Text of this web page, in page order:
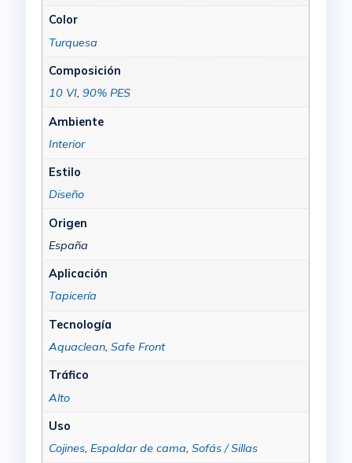
Color
Turquesa
Composición
10 VI, 90% PES
Ambiente
Interior
Estilo
Diseño
Origen
España
Aplicación
Tapicería
Tecnología
Aquaclean, Safe Front
Tráfico
Alto
Uso
Cojines, Espaldar de cama, Sofás / Sillas